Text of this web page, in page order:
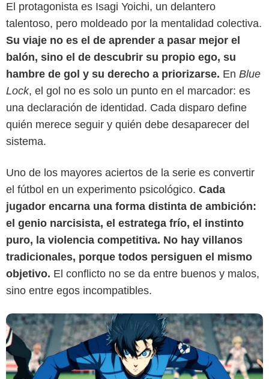
El protagonista es Isagi Yoichi, un delantero
talentoso, pero moldeado por la mentalidad colectiva.
Su viaje no es el de aprender a pasar mejor el
balón, sino el de descubrir su propio ego, su
hambre de gol y su derecho a priorizarse. En Blue
Lock, el gol no es solo un punto en el marcador: es
una declaración de identidad. Cada disparo define
quién merece seguir y quién debe desaparecer del
sistema.
Uno de los mayores aciertos de la serie es convertir
el fútbol en un experimento psicológico. Cada
jugador encarna una forma distinta de ambición:
el genio narcisista, el estratega frío, el instinto
puro, la violencia competitiva. No hay villanos
tradicionales, porque todos persiguen el mismo
objetivo. El conflicto no se da entre buenos y malos,
sino entre egos incompatibles.
Crunchyroll